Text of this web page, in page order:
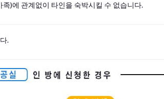
)에 관계없이 타인을 숙박시킬 수 없습니다.
.